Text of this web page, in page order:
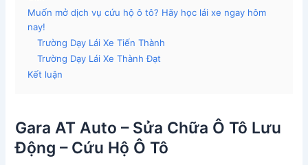
Muốn mở dịch vụ cứu hộ ô tô? Hãy học lái xe ngay hôm
nay!
Trường Dạy Lái Xe Tiến Thành
Trường Dạy Lái Xe Thành Đạt
Kết luận
Gara AT Auto – Sửa Chữa Ô Tô Lưu
Động – Cứu Hộ Ô Tô